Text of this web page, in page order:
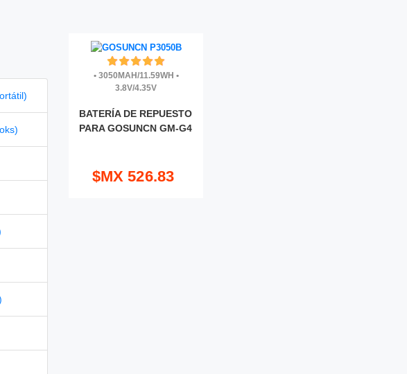
•3050MAH/11.59WH •
3.8V/4.35V
BATERÍA DE REPUESTO
PARA GOSUNCN GM-G4
$MX 526.83